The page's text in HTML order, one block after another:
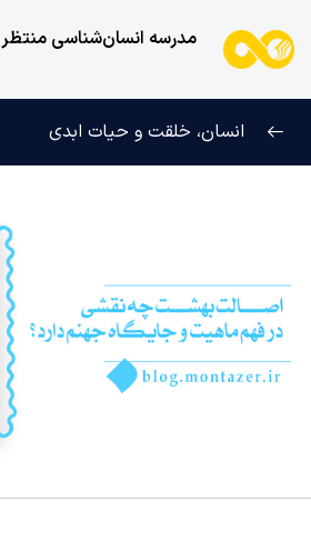
مدرسه انسان‌شناسی منتظر
چرا آفریده شده‌ایم؟
راز شادی و آرامش پایدار
بلوغ کودک عزیز روان
انسان، خلقت و حیات ابدی